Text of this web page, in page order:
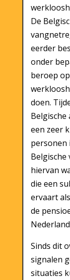
De
eerder
onder
beroep
doen.
een zeer
personen
Belgische
hiervan
die een
ervaart
de
Sinds dit
signalen
situaties